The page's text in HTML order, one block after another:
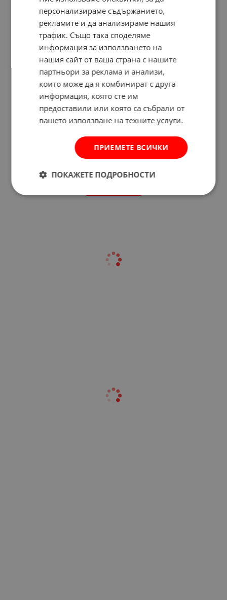
Отзиви към продукт
персонализираме съдържанието,
рекламите и да анализираме нашия
трафик. Също така споделяме
информация за използването на
нашия сайт от ваша страна с нашите
партньори за реклама и анализи,
които може да я комбинират с друга
информация, която сте им
предоставили или която са събрали от
вашето използване на техните услуги.
ПРИЕМЕТЕ ВСИЧКИ
ПОКАЖЕТЕ ПОДРОБНОСТИ